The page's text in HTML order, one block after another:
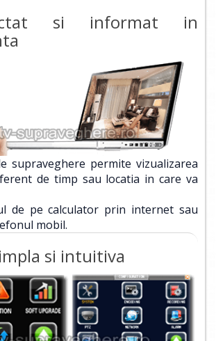
si informat in
supraveghere permite vizualizarea
de timp sau locatia in care va
de pe calculator prin internet sau
mobil.
si intuitiva